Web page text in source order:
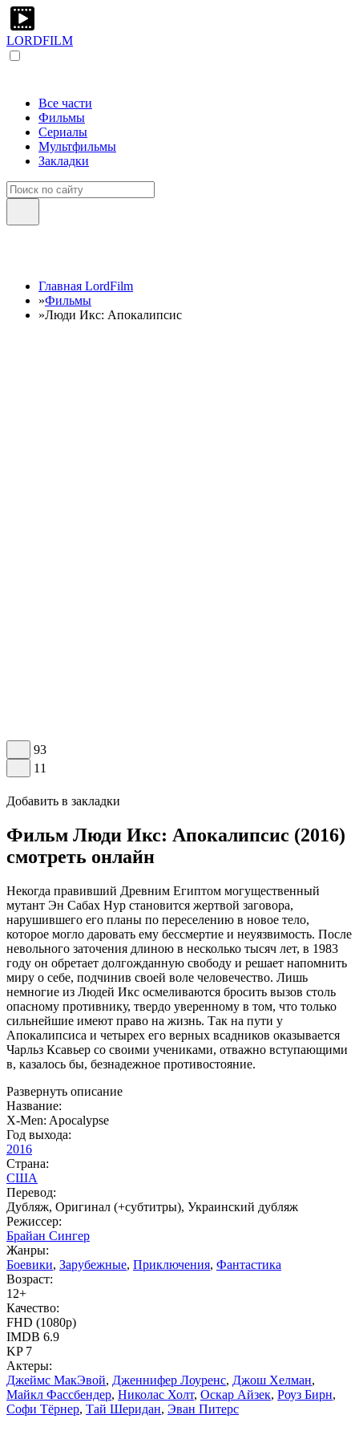
LORDFILM
Все части
Фильмы
Сериалы
Мультфильмы
Закладки
Главная LordFilm
»Фильмы
»Люди Икс: Апокалипсис
93
11
Добавить в закладки
Фильм Люди Икс: Апокалипсис (2016)
смотреть онлайн
Некогда правивший Древним Египтом могущественный
мутант Эн Сабах Нур становится жертвой заговора,
нарушившего его планы по переселению в новое тело,
которое могло даровать ему бессмертие и неуязвимость. После
невольного заточения длиною в несколько тысяч лет, в 1983
году он обретает долгожданную свободу и решает напомнить
миру о себе, подчинив своей воле человечество. Лишь
немногие из Людей Икс осмеливаются бросить вызов столь
опасному противнику, твердо уверенному в том, что только
сильнейшие имеют право на жизнь. Так на пути у
Апокалипсиса и четырех его верных всадников оказывается
Чарльз Ксавьер со своими учениками, отважно вступающими
в, казалось бы, безнадежное противостояние.
Развернуть описание
Название:
X-Men: Apocalypse
Год выхода:
2016
Страна:
США
Перевод:
Дубляж, Оригинал (+субтитры), Украинский дубляж
Режиссер:
Брайан Сингер
Жанры:
Боевики, Зарубежные, Приключения, Фантастика
Возраст:
12+
Качество:
FHD (1080p)
IMDB 6.9
KP7
Актеры:
Джеймс МакЭвой, Дженнифер Лоуренс, Джош Хелман,
Майкл Фассбендер, Николас Холт, Оскар Айзек, Роуз Бирн,
Софи Тёрнер, Тай Шеридан, Эван Питерс